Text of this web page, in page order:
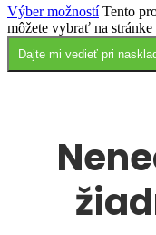
Výber možnostíTento
môžete vybrať na
Dajte mi vedieť pri